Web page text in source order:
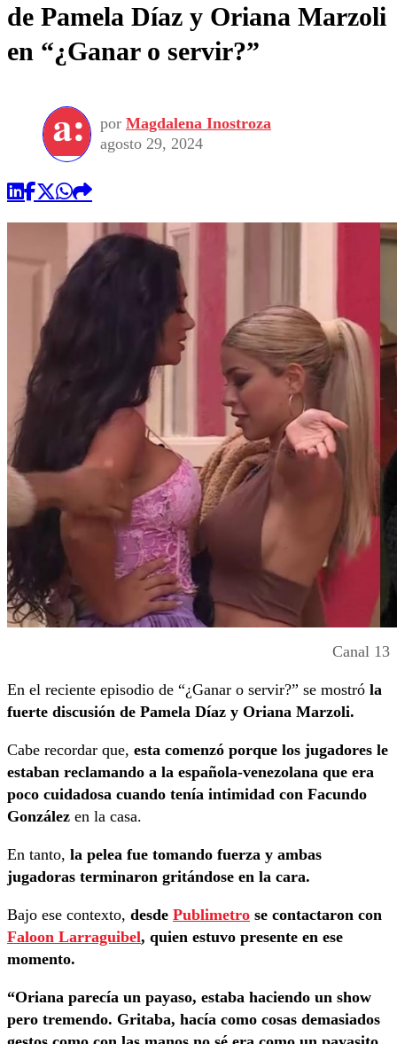
de Pamela Díaz y Oriana Marzoli
en “¿Ganar o servir?”
por Magdalena Inostroza
agosto 29, 2024
Canal 13
En el reciente episodio de “¿Ganar o servir?” se mostró la
fuerte discusión de Pamela Díaz y Oriana Marzoli.
Cabe recordar que, esta comenzó porque los jugadores le
estaban reclamando a la española-venezolana que era
poco cuidadosa cuando tenía intimidad con Facundo
González en la casa.
En tanto, la pelea fue tomando fuerza y ambas
jugadoras terminaron gritándose en la cara.
Bajo ese contexto, desde Publimetro se contactaron con
Faloon Larraguibel, quien estuvo presente en ese
momento.
“Oriana parecía un payaso, estaba haciendo un show
pero tremendo. Gritaba, hacía como cosas demasiados